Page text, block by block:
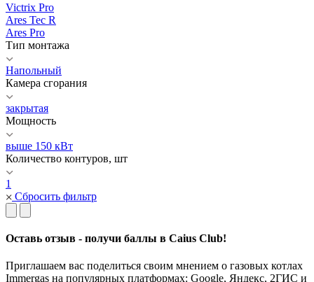
Victrix Pro
Ares Tec R
Ares Pro
Тип монтажа
Напольный
Камера сгорания
закрытая
Мощность
выше 150 кВт
Количество контуров, шт
1
Сбросить фильтр
Оставь отзыв - получи баллы в Caius Club!
Приглашаем вас поделиться своим мнением о газовых котлах
Immergas на популярных платформах: Google, Яндекс, 2ГИС и